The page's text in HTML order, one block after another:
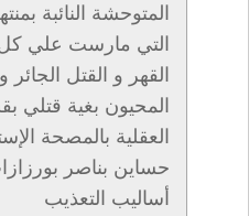
المتوحشة النائبة
التي مارست علي
القهر و القتل الجائر
المحيون بغية قتلي
العقلية بالمصحة
حساين بناصر
أساليب التعذيب